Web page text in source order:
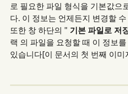
로 필요한 파일 형식을 기본값으
다. 이 정보는 언제든지 변경할
또한 창 하단의 " 기본 파일로 저
랙 의 파일을 요청할 때 이 정보
있습니다[이 문서의 첫 번째 이미